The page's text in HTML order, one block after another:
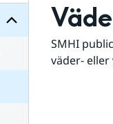
SMHI
väder-